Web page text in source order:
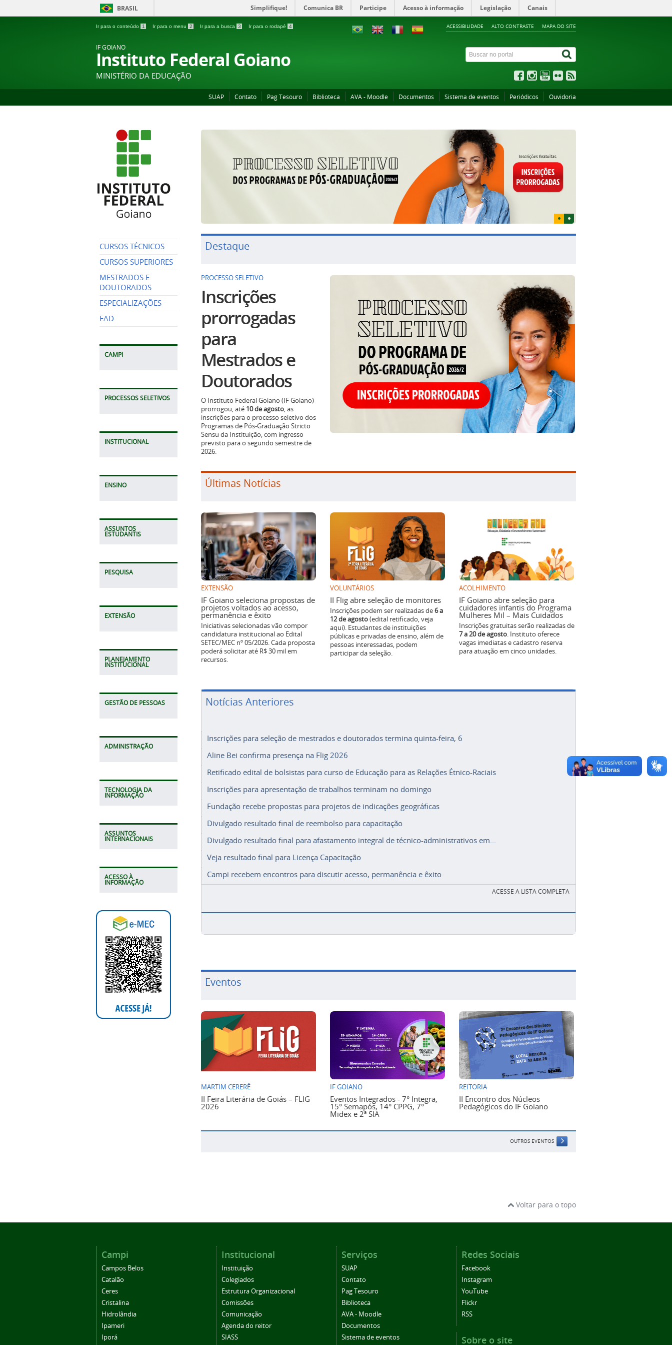
BRASIL Simplifique! Comunica BR Participe Acesso à informação Legislação Canais
Ir para o conteúdo 1 Ir para o menu 2 Ir para a busca 3 Ir para o rodapé 4 ACESSIBILIDADE ALTO CONTRASTE MAPA DO SITE
IF GOIANO
Instituto Federal Goiano
MINISTÉRIO DA EDUCAÇÃO
SUAP Contato Pag Tesouro Biblioteca AVA - Moodle Documentos Sistema de eventos Periódicos Ouvidoria
CURSOS TÉCNICOS
CURSOS SUPERIORES
MESTRADOS E
DOUTORADOS
ESPECIALIZAÇÕES
EAD
CAMPI
PROCESSOS SELETIVOS
INSTITUCIONAL
ENSINO
ASSUNTOS
ESTUDANTIS
PESQUISA
EXTENSÃO
PLANEJAMENTO
INSTITUCIONAL
GESTÃO DE PESSOAS
ADMINISTRAÇÃO
TECNOLOGIA DA
INFORMAÇÃO
ASSUNTOS
INTERNACIONAIS
ACESSO À
INFORMAÇÃO
Destaque
PROCESSO SELETIVO
Inscrições
prorrogadas
para
Mestrados e
Doutorados
O Instituto Federal Goiano (IF Goiano)
prorrogou, até 10 de agosto, as
inscrições para o processo seletivo dos
Programas de Pós-Graduação Stricto
Sensu da Instituição, com ingresso
previsto para o segundo semestre de
2026.
Últimas Notícias
EXTENSÃO
IF Goiano seleciona propostas de
projetos voltados ao acesso,
permanência e êxito
Iniciativas selecionadas vão compor
candidatura institucional ao Edital
SETEC/MEC nº 05/2026. Cada proposta
poderá solicitar até R$ 30 mil em
recursos.
VOLUNTÁRIOS
II Flig abre seleção de monitores
Inscrições podem ser realizadas de6 a
12 de agosto(edital retificado, veja
aqui). Estudantes de instituições
públicas e privadas de ensino, além de
pessoas interessadas, podem
participar da seleção.
ACOLHIMENTO
IF Goiano abre seleção para
cuidadores infantis do Programa
Mulheres Mil – Mais Cuidados
Inscrições gratuitas serão realizadas de
7 a 20 de agosto. Instituto oferece
vagas imediatas e cadastro reserva
para atuação em cinco unidades.
Notícias Anteriores
Inscrições para seleção de mestrados e doutorados termina quinta-feira, 6
Aline Bei confirma presença na Flig 2026
Retificado edital de bolsistas para curso de Educação para as Relações Étnico-Raciais
Inscrições para apresentação de trabalhos terminam no domingo
Fundação recebe propostas para projetos de indicações geográficas
Divulgado resultado final de reembolso para capacitação
Divulgado resultado final para afastamento integral de técnico-administrativos em...
Veja resultado final para Licença Capacitação
Campi recebem encontros para discutir acesso, permanência e êxito
ACESSE A LISTA COMPLETA
Eventos
MARTIM CERERÊ
II Feira Literária de Goiás – FLIG
2026
IF GOIANO
Eventos Integrados - 7° Integra,
15° Semapós, 14° CPPG, 7°
Midex e 2ª SIA
REITORIA
II Encontro dos Núcleos
Pedagógicos do IF Goiano
OUTROS EVENTOS
Voltar para o topo
Campi
Campos Belos
Catalão
Ceres
Cristalina
Hidrolândia
Ipameri
Iporá
Institucional
Instituição
Colegiados
Estrutura Organizacional
Comissões
Comunicação
Agenda do reitor
SIASS
Serviços
SUAP
Contato
Pag Tesouro
Biblioteca
AVA - Moodle
Documentos
Sistema de eventos
Redes Sociais
Facebook
Instagram
YouTube
Flickr
RSS
Sobre o site